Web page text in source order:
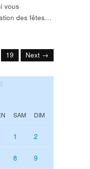
vous
des fêtes…
19 Next →
SAM DIM
1 2
8 9